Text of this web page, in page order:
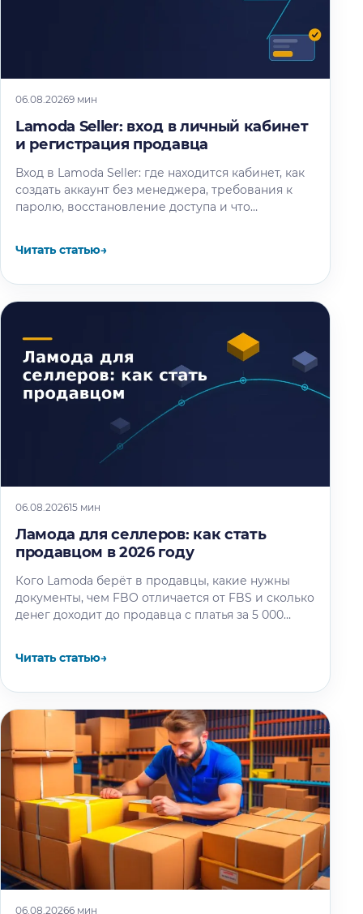
06.08.20269 мин
Lamoda Seller: вход в личный кабинет
и регистрация продавца
Вход в Lamoda Seller: где находится кабинет, как
создать аккаунт без менеджера, требования к
паролю, восстановление доступа и что
Читать статью→
06.08.202615 мин
Ламода для селлеров: как стать
продавцом в 2026 году
Кого Lamoda берёт в продавцы, какие нужны
документы, чем FBO отличается от FBS и сколько
денег доходит до продавца с платья за 5 000…
Читать статью→
06.08.20266 мин